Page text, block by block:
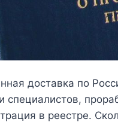
доставка по
специалистов,
в реестре.